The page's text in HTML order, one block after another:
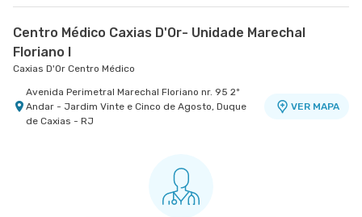
Centro Médico Caxias D'Or- Unidade Marechal
Floriano I
Caxias D'Or Centro Médico
Avenida Perimetral Marechal Floriano nr. 95 2º
Andar - Jardim Vinte e Cinco de Agosto, Duque
de Caxias - RJ
VER MAPA